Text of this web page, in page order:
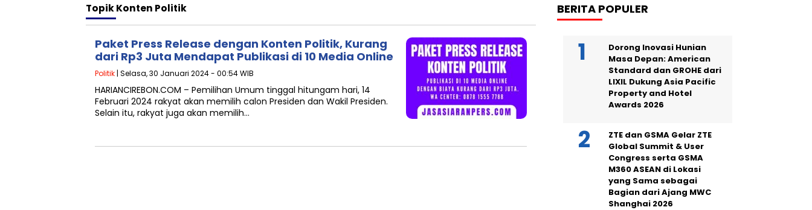
TopikKonten Politik
Paket Press Release dengan Konten Politik, Kurang
dari Rp3 Juta Mendapat Publikasi di 10 Media Online
Politik | Selasa, 30 Januari 2024 - 00:54 WIB
HARIANCIREBON.COM – Pemilihan Umum tinggal hitungam hari, 14
Februari 2024 rakyat akan memilih calon Presiden dan Wakil Presiden.
Selain itu, rakyat juga akan memilih…
BERITA POPULER
Dorong Inovasi Hunian
Masa Depan: American
Standard dan GROHE dari
LIXIL Dukung Asia Pacific
Property and Hotel
Awards 2026
ZTE dan GSMA Gelar ZTE
Global Summit & User
Congress serta GSMA
M360 ASEAN di Lokasi
yang Sama sebagai
Bagian dari Ajang MWC
Shanghai 2026